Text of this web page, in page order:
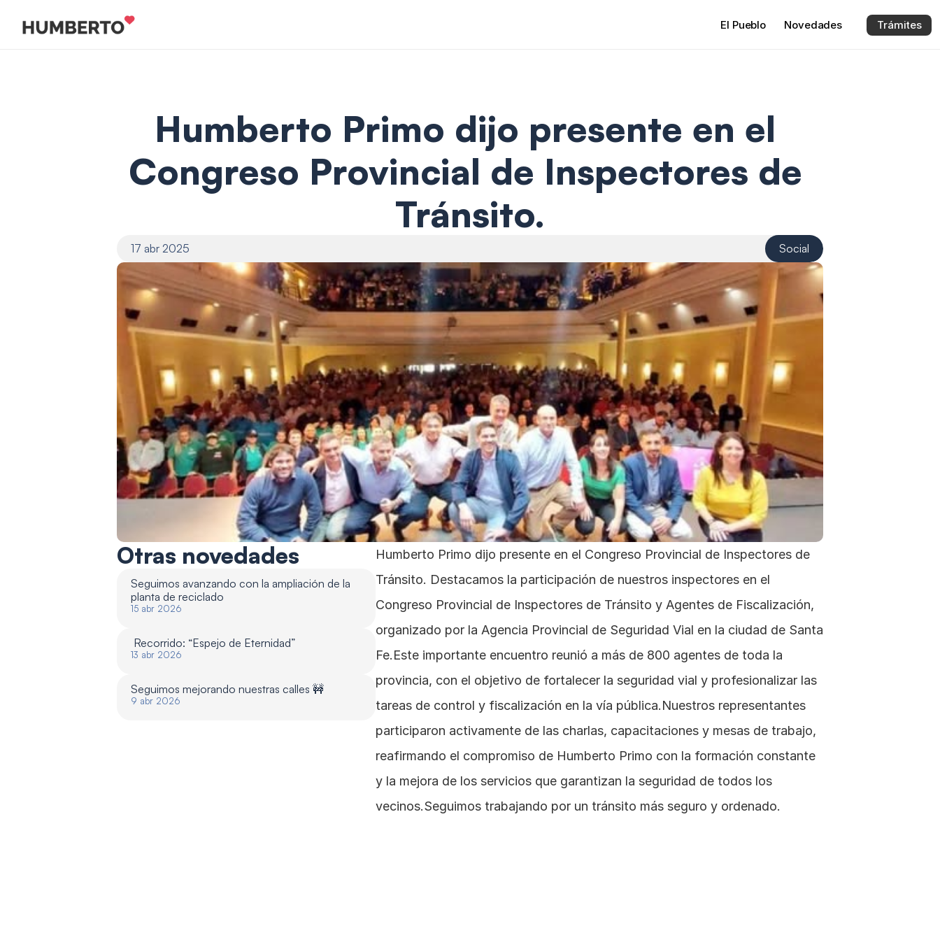
Humberto Primo dijo presente en el
Congreso Provincial de Inspectores de
Tránsito.
17 abr 2025 Social
El Pueblo Novedades Trámites
Otras novedades
Seguimos avanzando con la ampliación de la
planta de reciclado
15 abr 2026
Recorrido: “Espejo de Eternidad”
13 abr 2026
Seguimos mejorando nuestras calles 🚧
9 abr 2026
Humberto Primo dijo presente en el Congreso Provincial de Inspectores de
Tránsito. Destacamos la participación de nuestros inspectores en el
Congreso Provincial de Inspectores de Tránsito y Agentes de Fiscalización,
organizado por la Agencia Provincial de Seguridad Vial en la ciudad de Santa
Fe.Este importante encuentro reunió a más de 800 agentes de toda la
provincia, con el objetivo de fortalecer la seguridad vial y profesionalizar las
tareas de control y fiscalización en la vía pública.Nuestros representantes
participaron activamente de las charlas, capacitaciones y mesas de trabajo,
reafirmando el compromiso de Humberto Primo con la formación constante
y la mejora de los servicios que garantizan la seguridad de todos los
vecinos.Seguimos trabajando por un tránsito más seguro y ordenado.